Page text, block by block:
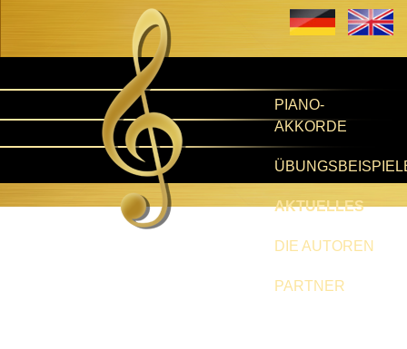
PIANO-
AKKORDE
AKTUELLES
DIE AUTOREN
PARTNER